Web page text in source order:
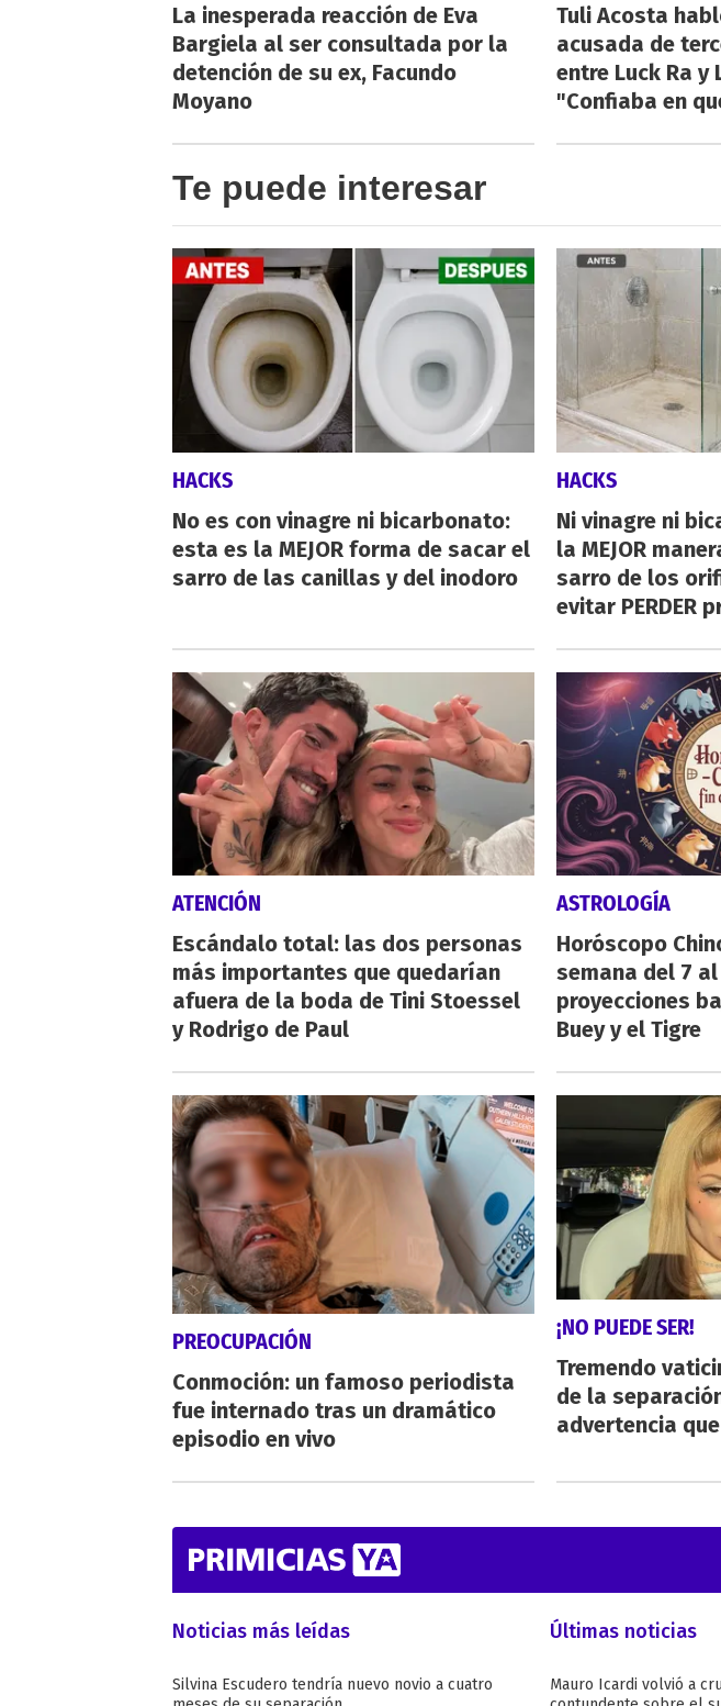
La inesperada reacción de Eva
Bargiela al ser consultada por la
detención de su ex, Facundo
Moyano
Tuli Acosta
acusada de
entre Luck Ra y
"Confiaba en
Te puede interesar
HACKS
No es con vinagre ni bicarbonato:
esta es la MEJOR forma de sacar el
sarro de las canillas y del inodoro
HACKS
Ni vinagre ni
la MEJOR
sarro de los
evitar PERDER
ATENCIÓN
Escándalo total: las dos personas
más importantes que quedarían
afuera de la boda de Tini Stoessel
y Rodrigo de Paul
ASTROLOGÍA
Horóscopo
semana del 7
proyecciones
Buey y el Tigre
PREOCUPACIÓN
Conmoción: un famoso periodista
fue internado tras un dramático
episodio en vivo
¡NO PUEDE SER!
Tremendo
de la
advertencia
Noticias más leídas
Silvina Escudero tendría nuevo novio a cuatro
Últimas noticias
Mauro Icardi volvió a